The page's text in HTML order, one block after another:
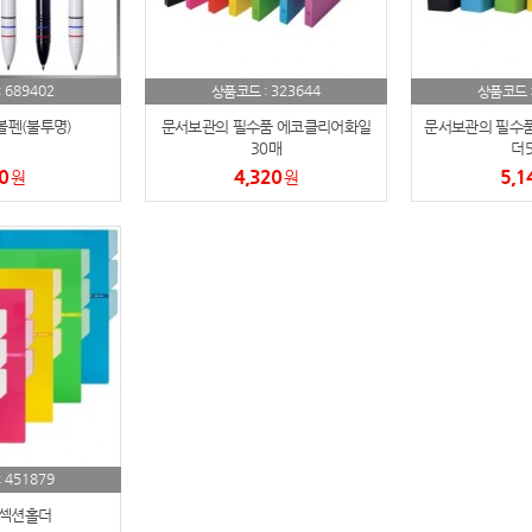
19 스테들러
구급
21 물티슈
22
23 손톱
손톱깍이
AP-100071
AP-100150
689402
펜(불투명)
원
상품코드 : 323644
문서보관의 필수품 에코클리어화일
30매
4,320원
상품코드 :
문서보관의 필수
더
451879
션홀더